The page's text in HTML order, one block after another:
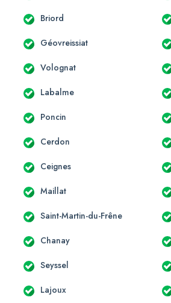
Briord
Géovreissiat
Volognat
Labalme
Poncin
Cerdon
Ceignes
Maillat
Saint-Martin-du-Frêne
Chanay
Seyssel
Lajoux